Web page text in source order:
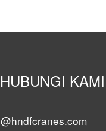
HUBUNGI KAMI